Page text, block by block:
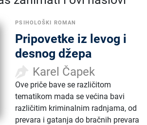
PSIHOLOŠKI ROMAN
Pripovetke iz levog i
desnog džepa
Karel Čapek
Ove priče bave se različitom
tematikom mada se većina bavi
različitim kriminalnim radnjama, od
prevara i gatanja do bračnih prevara